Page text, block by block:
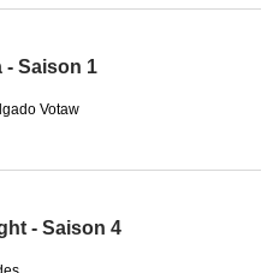
- Saison 1
Votaw
- Saison 4